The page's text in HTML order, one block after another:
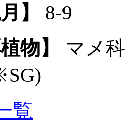
】
8-9
物】
マメ
覧